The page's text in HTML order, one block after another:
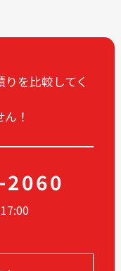
11
09
05
03
11
09
05
を比較してく
！
:00